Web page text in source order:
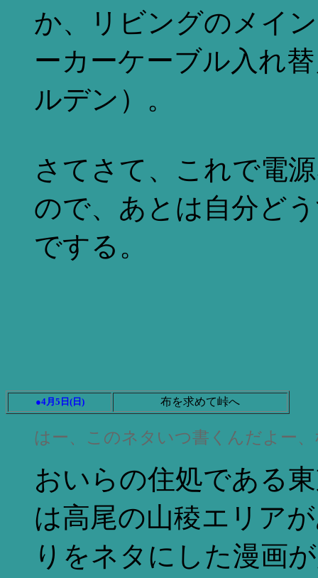
か、リビングのメイ
ーカーケーブル入れ
ルデン）。
さてさて、これで電
ので、あとは自分ど
でする。
●4月5日(日) 布を求めて峠へ
はー、このネタいつ書くんだよー
おいらの住処である
は高尾の山稜エリア
りをネタにした漫画